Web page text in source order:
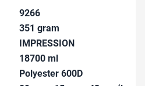
content en advertenties te
voor social media te bieden
te analyseren. Ook delen we
van onze site met onze
adverteren en analyse. Deze
combineren met andere
9266
351 gram
IMPRESSION
18700 ml
Polyester 600D